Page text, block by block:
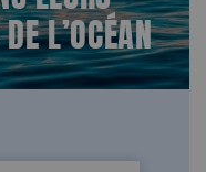
L’OCÉAN